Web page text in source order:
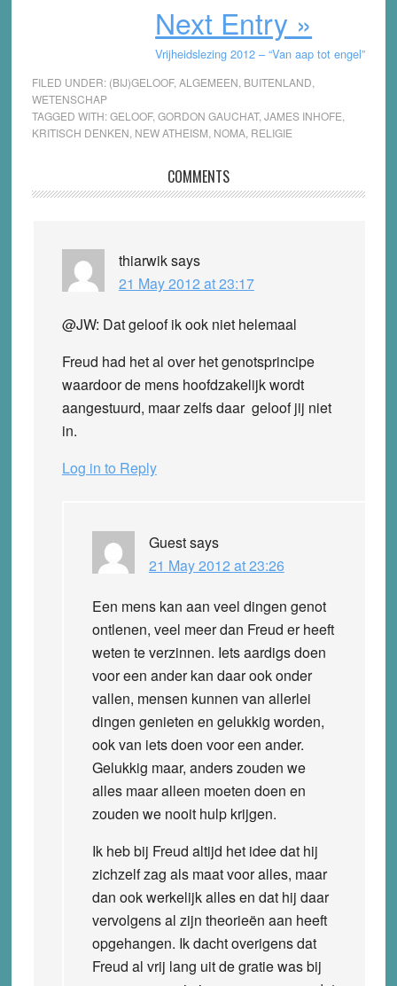
Next Entry »
Vrijheidslezing 2012 – “Van aap tot engel”
FILED UNDER: (BIJ)GELOOF, ALGEMEEN BUITENLAND
WETENSCHAP
TAGGED WITH:GELOOF, GORDON GAUCHAT, JAMES INHOFE
KRITISCH DENKEN NEW ATHEISM NOMA, RELIGIE
Interactions
COMMENTS
thiarwiksays
21 May 2012 at 23:17
@JW: Dat geloof ik ook niet helemaal
Freud had het al over het genotsprincipe
waardoor de mens hoofdzakelijk wordt
aangestuurd, maar zelfs daar geloof jij niet
in.
Log in to Reply
Guestsays
21 May 2012 at 23:26
Een mens kan aan veel dingen genot
ontlenen, veel meer dan Freud er heeft
weten te verzinnen. Iets aardigs doen
voor een ander kan daar ook onder
vallen, mensen kunnen van allerlei
dingen genieten en gelukkig worden,
ook van iets doen voor een ander.
Gelukkig maar, anders zouden we
alles maar alleen moeten doen en
zouden we nooit hulp krijgen.
Ik heb bij Freud altijd het idee dat hij
zichzelf zag als maat voor alles, maar
dan ook werkelijk alles en dat hij daar
vervolgens al zijn theorieën aan heeft
opgehangen. Ik dacht overigens dat
Freud al vrij lang uit de gratie was bij